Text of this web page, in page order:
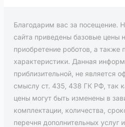
Благодарим вас за посещение.
сайта приведены базовые цены
приобретение роботов, а также
характеристики. Данная
приблизительной, не является
смыслу ст. 435, 438 ГК РФ, так
цены могут быть изменены в
комплектации, количества,
перечня дополнительных услуг